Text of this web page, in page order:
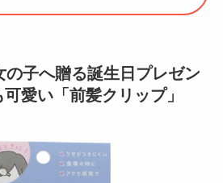
の子へ贈る誕生日プレゼン
愛い「前髪クリップ」